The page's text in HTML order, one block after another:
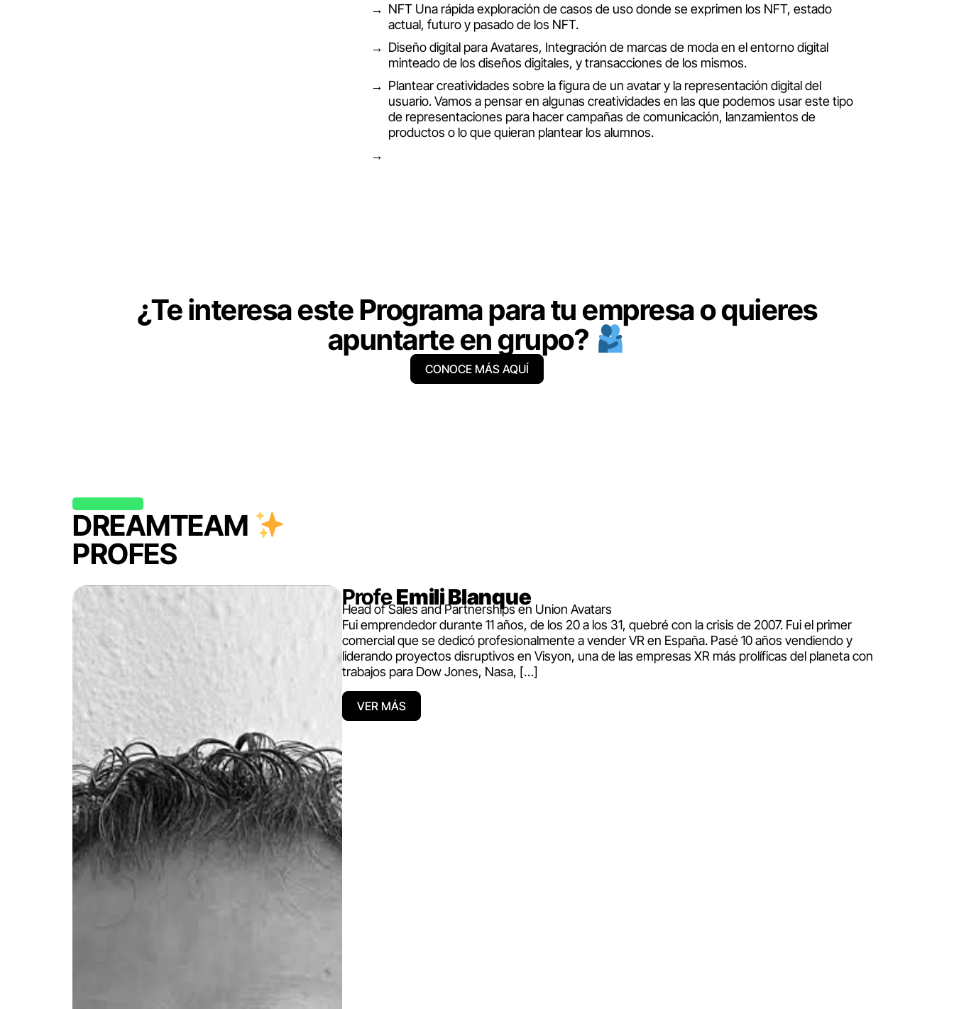
NFT Una rápida exploración de casos de uso donde se exprimen los NFT, estado
actual, futuro y pasado de los NFT.
Diseño digital para Avatares, Integración de marcas de moda en el entorno digital
minteado de los diseños digitales, y transacciones de los mismos.
Plantear creatividades sobre la figura de un avatar y la representación digital del
usuario. Vamos a pensar en algunas creatividades en las que podemos usar este tipo
de representaciones para hacer campañas de comunicación, lanzamientos de
productos o lo que quieran plantear los alumnos.
¿Te interesa este Programa para tu empresa o quieres
apuntarte en grupo?
CONOCE MÁS AQUÍ
DREAMTEAM
PROFES
ProfeEmili Blanque
Head of Sales and Partnerships en Union Avatars
Fui emprendedor durante 11 años, de los 20 a los 31, quebré con la crisis de 2007. Fui el primer
comercial que se dedicó profesionalmente a vender VR en España. Pasé 10 años vendiendo y
liderando proyectos disruptivos en Visyon, una de las empresas XR más prolíficas del planeta con
trabajos para Dow Jones, Nasa, […]
VER MÁS